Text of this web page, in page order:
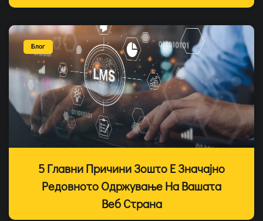
Блог
5 Главни Причини Зошто Е Значајно
Редовното Одржување На Вашата
Веб Страна